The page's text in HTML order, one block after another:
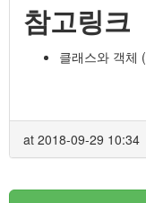
참고링크
클래스와 객체 (
at 2018-09-29 10:34